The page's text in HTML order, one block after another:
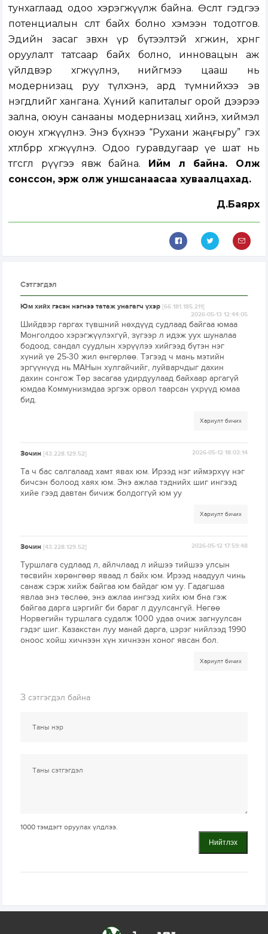
тунхаглаад одоо хэрэгжүүлж байна. Өсөлт гэдгээ
потенциалын өсөлт байх болно хэмээн тодотгов.
Эдийн засаг зөвхөн үр бүтээлтэй хөгжинө, хөрөнгө
оруулалт татсаар байх болно, инновацын аж
үйлдвэр хөгжүүлнэ, нийгмээ цааш нь
модернизац руу түлхэнэ, ард түмнийхээ эв
нэгдлийг хангана. Хүний капиталыг орой дээрээ
зална, оюун санааны модернизац хийнэ, хиймэл
оюун хөгжүүлнэ. Энэ бүхнээ “Рухани жаңғыру” гэх
хөтөлбөрөөр хөгжүүлнэ. Одоо гуравдугаар үе шат нь
төгсгөл рүүгээ явж байна.
Ийм л байна. Олж
сонссон, эрж олж уншсанаасаа хуваалцахад.
Д.Баярхүү
Сэтгэгдэл
Юм хийх гэсэн нэгнээ татаж унагагч үхэр[66.181.185.211]
2026-05-13 12:44:05
Шийдвэр гаргах түвшний нөхдүүд судлаад байгаа юмаа
Монголдоо хэрэгжүүлэхгүй, зүгээр л идэж уух шуналаа
бодоод, сандал суудлын хэрүүлээ хийгээд бүтэн нэг
хүний үе 25-30 жил өнгөрлөө. Тэгээд ч мань мэтийн
эргүүнүүд нь МАНын хулгайчийг, луйварчдыг дахин
дахин сонгож Төр засагаа удирдуулаад байхаар аргагүй
юмдаа Коммунизмдаа эргэж орвол таарсан үхрүүд юмаа
бид.
Хариулт бичих
Зочин[43.228.129.52] 2026-05-12 18:03:14
Та ч бас салгалаад хамт явах юм. Ирээд нэг иймэрхүү нэг
бичсэн болоод хаях юм. Энэ ажлаа тэднийх шиг ингээд
хийе гээд давтан бичиж болдоггүй юм уу
Хариулт бичих
Зочин[43.228.129.52] 2026-05-12 17:59:48
Туршлага судлаад л, айлчлаад л ийшээ тийшээ улсын
төсвийн хөрөнгөөр яваад л байх юм. Ирээд наадуул чинь
санаж сэрж хийж байгаа юм байдаг юм уу. Гадагшаа
явлаа энэ төслөө, энэ ажлаа ингээд хийх юм бна гэж
байгаа дарга цэргийг би бараг л дуулсангүй. Нөгөө
Норвегийн туршлага судалж 1000 удаа очиж загнуулсан
гэдэг шиг. Казакстан луу манай дарга, цэрэг нийлээд 1990
оноос хойш хичнээн хүн хичнээн хоног явсан бол.
Хариулт бичих
3 сэтгэгдэл байна
1000 тэмдэгт оруулах үлдлээ.
Нийтлэх